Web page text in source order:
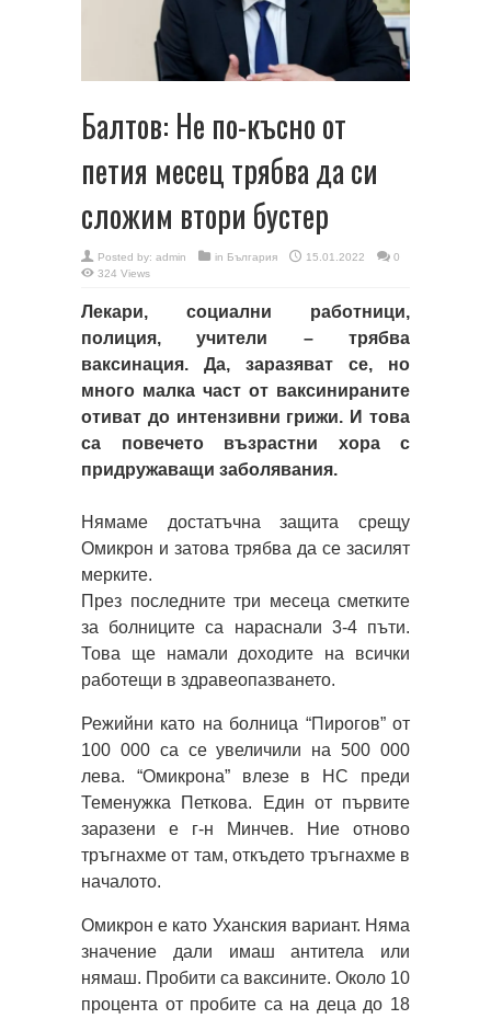
Балтов: Не по-късно от
петия месец трябва да си
сложим втори бустер
Posted by: admin in България 15.01.2022
0
324 Views
Лекари, социални работници,
полиция, учители – трябва
ваксинация. Да, заразяват се, но
много малка част от ваксинираните
отиват до интензивни грижи. И това
са повечето възрастни хора с
придружаващи заболявания.
Нямаме достатъчна защита срещу
Омикрон и затова трябва да се засилят
мерките.
През последните три месеца сметките
за болниците са нараснали 3-4 пъти.
Това ще намали доходите на всички
работещи в здравеопазването.
Режийни като на болница “Пирогов” от
100 000 са се увеличили на 500 000
лева. “Омикрона” влезе в НС преди
Теменужка Петкова. Един от първите
заразени е г-н Минчев. Ние отново
тръгнахме от там, откъдето тръгнахме в
началото.
Омикрон е като Уханския вариант. Няма
значение дали имаш антитела или
нямаш. Пробити са ваксините. Около 10
процента от пробите са на деца до 18